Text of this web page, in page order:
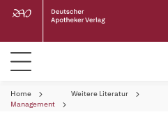
Home Weitere Literatur
Management